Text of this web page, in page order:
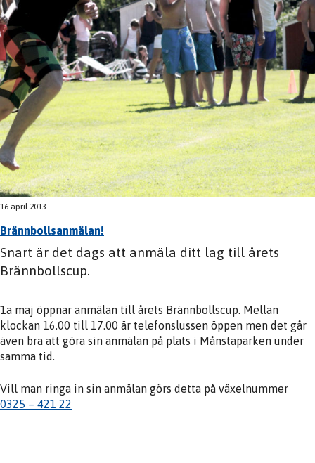
16 april 2013
Brännbollsanmälan!
Snart är det dags att anmäla ditt lag till årets
Brännbollscup.
1a maj öppnar anmälan till årets Brännbollscup. Mellan
klockan 16.00 till 17.00 är telefonslussen öppen men det går
även bra att göra sin anmälan på plats i Månstaparken under
samma tid.
Vill man ringa in sin anmälan görs detta på växelnummer
0325 – 421 22